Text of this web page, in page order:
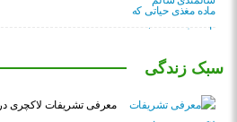
سبک زندگی
معرفی تشریفات لاکچری